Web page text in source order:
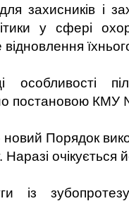
захисників і
у сфері
постановою КМУ
Порядок
Наразі
із